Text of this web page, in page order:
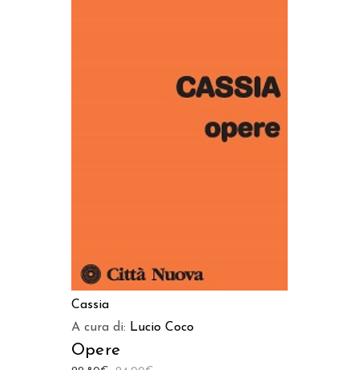
AGGIUNGI AL CARRELLO
Cassia
A cura di: Lucio Coco
Opere